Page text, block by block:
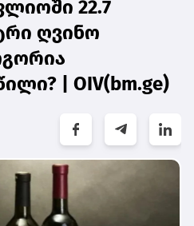
22.7
ღვინო
| OIV(bm.ge)